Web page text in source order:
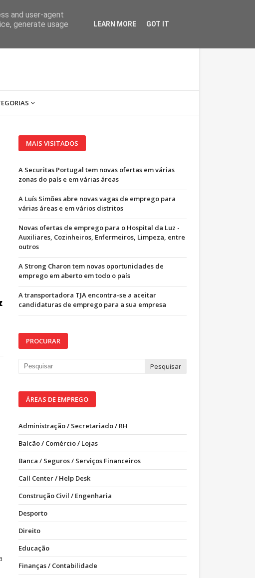
MAIS VISITADOS
A Securitas Portugal tem novas ofertas em várias
zonas do país e em várias áreas
A Luís Simões abre novas vagas de emprego para
várias áreas e em vários distritos
Novas ofertas de emprego para o Hospital da Luz -
Auxiliares, Cozinheiros, Enfermeiros, Limpeza, entre
outros
A Strong Charon tem novas oportunidades de
emprego em aberto em todo o país
A transportadora TJA encontra-se a aceitar
candidaturas de emprego para a sua empresa
PROCURAR
ÁREAS DE EMPREGO
Administração / Secretariado / RH
Balcão / Comércio / Lojas
Banca / Seguros / Serviços Financeiros
Call Center / Help Desk
Construção Civil / Engenharia
Desporto
Direito
Educação
Finanças / Contabilidade
and user-agent
generate usage
LEARN MORE GOT IT